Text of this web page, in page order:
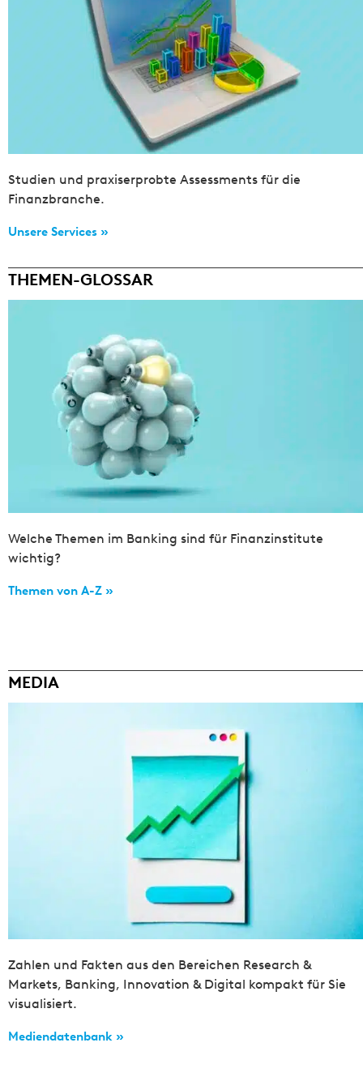
Studien und praxiserprobte Assessments für die
Finanzbranche.
Unsere Services »
THEMEN-GLOSSAR
Welche Themen im Banking sind für Finanzinstitute
wichtig?
Themen von A-Z »
MEDIA
Zahlen und Fakten aus den Bereichen Research &
Markets, Banking, Innovation & Digital kompakt für Sie
visualisiert.
Mediendatenbank »